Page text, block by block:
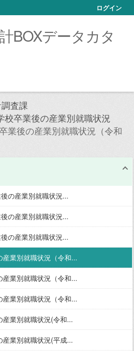
ログイン
BOXデータカタ
査課
校卒業後の産業別就職状況
業後の産業別就職状況（令和
の産業別就職状況...
の産業別就職状況...
の産業別就職状況...
業別就職状況（令和...
業別就職状況（令和...
業別就職状況（令和...
業別就職状況(令和...
業別就職状況(平成...